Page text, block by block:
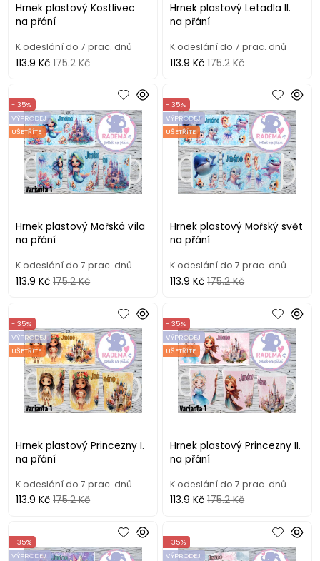
Hrnek plastový Kostlivec
na přání
K odeslání do 7 prac. dnů
113.9 Kč 175.2 Kč
Hrnek plastový Letadla II.
na přání
K odeslání do 7 prac. dnů
113.9 Kč 175.2 Kč
Hrnek plastový Mořská víla
na přání
- 35%
VÝPRODEJ
UŠETŘÍTE
K odeslání do 7 prac. dnů
113.9 Kč 175.2 Kč
Hrnek plastový Mořský svět
na přání
- 35%
VÝPRODEJ
UŠETŘÍTE
K odeslání do 7 prac. dnů
113.9 Kč 175.2 Kč
Hrnek plastový Princezny I.
na přání
- 35%
VÝPRODEJ
UŠETŘÍTE
K odeslání do 7 prac. dnů
113.9 Kč 175.2 Kč
Hrnek plastový Princezny II.
na přání
- 35%
VÝPRODEJ
UŠETŘÍTE
K odeslání do 7 prac. dnů
113.9 Kč 175.2 Kč
- 35%
VÝPRODEJ
- 35%
VÝPRODEJ